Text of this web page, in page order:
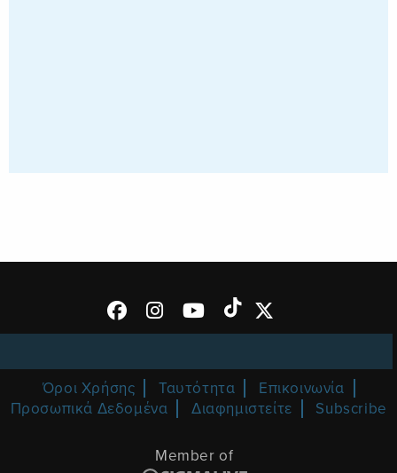
Όροι Χρήσης Ταυτότητα
Επικοινωνία
Προσωπικά Δεδομένα
Διαφημιστείτε Subscribe
Member of